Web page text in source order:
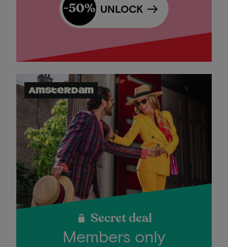
UNLOCK
-50%
Amsterdam
Secret deal
Members only